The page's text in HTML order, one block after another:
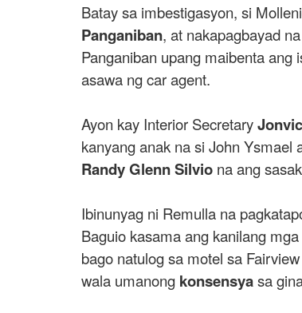
Batay sa imbestigasyon, si
Panganiban, at nakapagbayad
Panganiban upang maibenta ang
asawa ng car agent.
Ayon kay Interior Secretary
kanyang anak na si John Ysmael
Randy Glenn Silvio na ang
Ibinunyag ni Remulla na
Baguio kasama ang kanilang
bago natulog sa motel sa
wala umanong konsensyasa